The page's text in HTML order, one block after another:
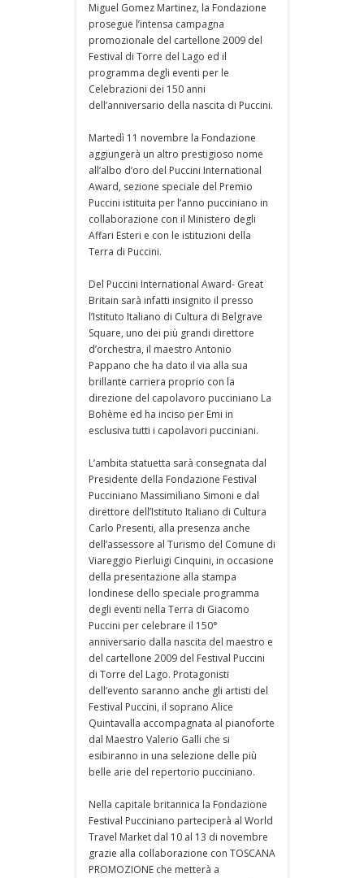
Miguel Gomez Martinez, la Fondazione
prosegue l’intensa campagna
promozionale del cartellone 2009 del
Festival di Torre del Lago ed il
programma degli eventi per le
Celebrazioni dei 150 anni
dell’anniversario della nascita di Puccini.
Martedì 11 novembre la Fondazione
aggiungerà un altro prestigioso nome
all’albo d’oro del Puccini International
Award, sezione speciale del Premio
Puccini istituita per l’anno pucciniano in
collaborazione con il Ministero degli
Affari Esteri e con le istituzioni della
Terra di Puccini.
Del Puccini International Award- Great
Britain sarà infatti insignito il presso
l’Istituto Italiano di Cultura di Belgrave
Square, uno dei più grandi direttore
d’orchestra, il maestro Antonio
Pappano che ha dato il via alla sua
brillante carriera proprio con la
direzione del capolavoro pucciniano La
Bohème ed ha inciso per Emi in
esclusiva tutti i capolavori pucciniani.
L’ambita statuetta sarà consegnata dal
Presidente della Fondazione Festival
Pucciniano Massimiliano Simoni e dal
direttore dell’Istituto Italiano di Cultura
Carlo Presenti, alla presenza anche
dell’assessore al Turismo del Comune di
Viareggio Pierluigi Cinquini, in occasione
della presentazione alla stampa
londinese dello speciale programma
degli eventi nella Terra di Giacomo
Puccini per celebrare il 150°
anniversario dalla nascita del maestro e
del cartellone 2009 del Festival Puccini
di Torre del Lago. Protagonisti
dell’evento saranno anche gli artisti del
Festival Puccini, il soprano Alice
Quintavalla accompagnata al pianoforte
dal Maestro Valerio Galli che si
esibiranno in una selezione delle più
belle arie del repertorio pucciniano.
Nella capitale britannica la Fondazione
Festival Pucciniano parteciperà al World
Travel Market dal 10 al 13 di novembre
grazie alla collaborazione con TOSCANA
PROMOZIONE che metterà a